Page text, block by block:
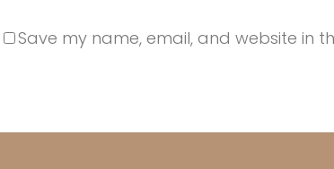
Save my name, email, and website in